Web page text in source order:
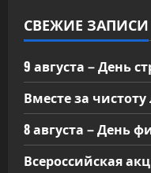
СВЕЖИЕ ЗАПИСИ
9 августа – День
Вместе за
8 августа – День
Всероссийская